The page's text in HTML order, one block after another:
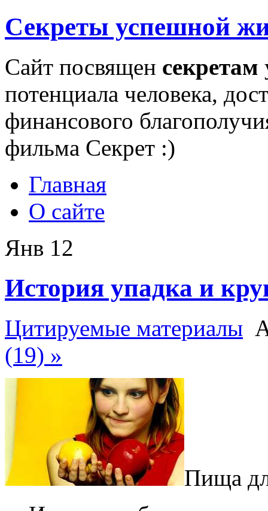
Секреты успешной
Сайт посвящен секретам
потенциала человека,
финансового
фильма Секрет :)
Главная
О сайте
Янв 12
История упадка и
Цитируемые материалы
(19) »
Пища